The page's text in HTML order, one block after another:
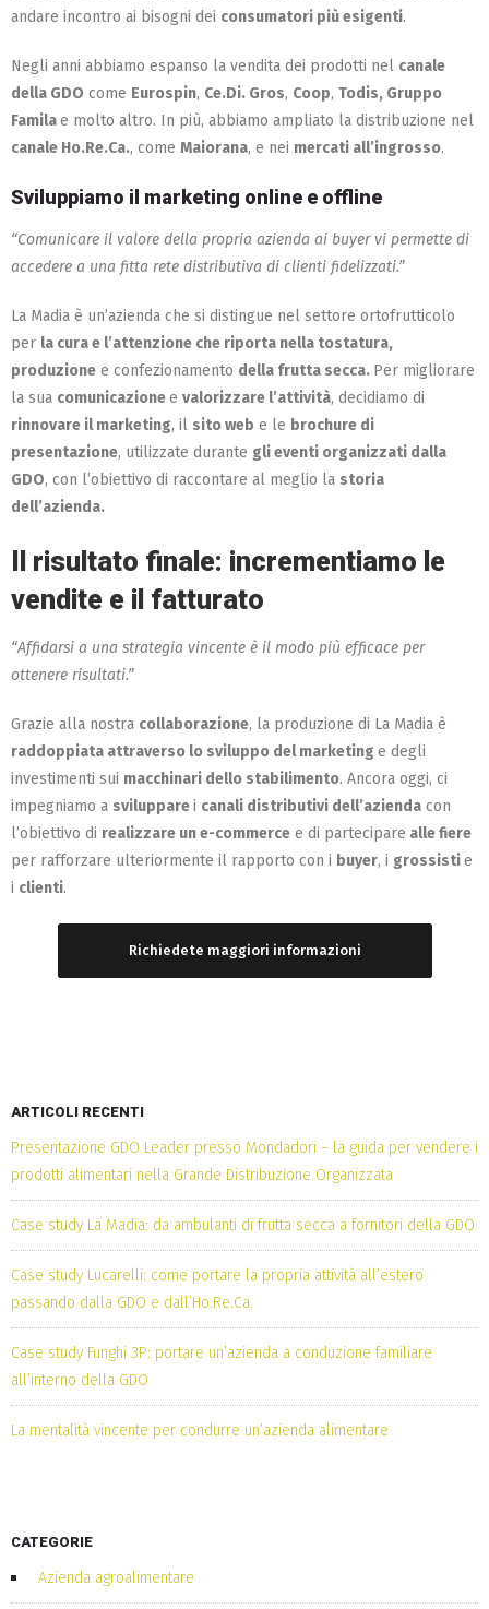
andare incontro ai bisogni dei consumatori più esigenti.
Negli anni abbiamo espanso la vendita dei prodotti nel canale
della GDO come Eurospin, Ce.Di. Gros, Coop, Todis, Gruppo
Familae molto altro. In più, abbiamo ampliato la distribuzione nel
canale Ho.Re.Ca., come Maiorana, e nei mercati all’ingrosso.
Sviluppiamo il marketing online e offline
“Comunicare il valore della propria azienda ai buyer vi permette di
accedere a una fitta rete distributiva di clienti fidelizzati.”
La Madia è un’azienda che si distingue nel settore ortofrutticolo
per la cura e l’attenzione che riporta nella tostatura,
produzione e confezionamento della frutta secca. Per migliorare
la sua comunicazionee valorizzare l’attività, decidiamo di
rinnovare il marketing, il sito web e le brochure di
presentazione, utilizzate durante gli eventi organizzati dalla
GDO, con l’obiettivo di raccontare al meglio la storia
dell’azienda.
Il risultato finale: incrementiamo le
vendite e il fatturato
“Affidarsi a una strategia vincente è il modo più efficace per
ottenere risultati.”
Grazie alla nostra collaborazione, la produzione di La Madia è
raddoppiata attraverso lo sviluppo del marketing e degli
investimenti sui macchinari dello stabilimento. Ancora oggi, ci
impegniamo a svilupparei canali distributivi dell’azienda con
l’obiettivo di realizzare un e-commerce e di partecipare alle fiere
per rafforzare ulteriormente il rapporto con i buyer, i grossistie
i clienti.
Richiedete maggiori informazioni
ARTICOLI RECENTI
Presentazione GDO Leader presso Mondadori – la guida per vendere i
prodotti alimentari nella Grande Distribuzione Organizzata
Case study La Madia: da ambulanti di frutta secca a fornitori della GDO
Case study Lucarelli: come portare la propria attività all’estero
passando dalla GDO e dall’Ho.Re.Ca.
Case study Funghi 3P: portare un’azienda a conduzione familiare
all’interno della GDO
La mentalità vincente per condurre un’azienda alimentare
CATEGORIE
Azienda agroalimentare